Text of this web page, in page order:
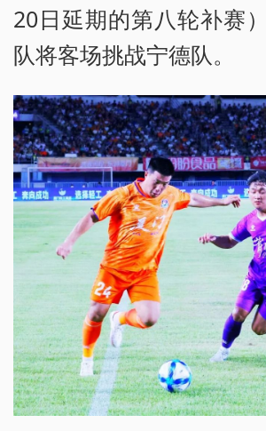
20日延期的第八轮补赛
队将客场挑战宁德队。